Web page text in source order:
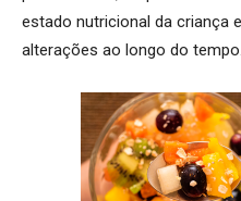
estado nutricional da criança
alterações ao longo do tempo.